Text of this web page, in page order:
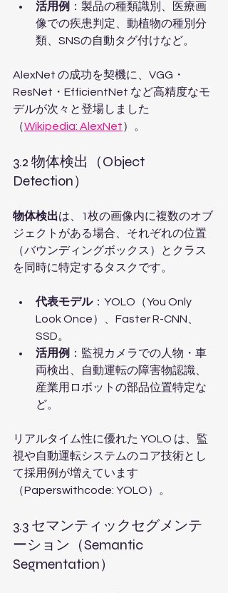
活用例
：製品の種類識別、医療画
像での疾患判定、動植物の種別分
類、SNSの自動タグ付けなど。
AlexNet の成功を契機に、VGG・
ResNet・EfficientNet など高精度なモ
デルが次々と登場しました
（Wikipedia: AlexNet）。
3.2 物体検出（Object
Detection）
物体検出は、1枚の画像内に複数のオブ
ジェクトがある場合、それぞれの位置
（バウンディングボックス）とクラス
を同時に特定するタスクです。
代表モデル：YOLO（You Only
Look Once）、Faster R-CNN、
SSD。
活用例
：監視カメラでの人物・車
両検出、自動運転の障害物認識、
産業用ロボットの部品位置特定な
ど。
リアルタイム性に優れた YOLO は、監
視や自動運転システムのコア技術とし
て採用例が増えています
（Paperswithcode: YOLO）。
3.3 セマンティックセグメンテ
ーション（Semantic
Segmentation）